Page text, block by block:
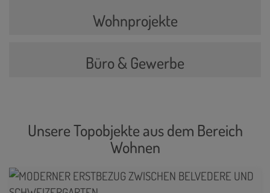
Wohnprojekte
Büro & Gewerbe
Unsere Topobjekte aus dem Bereich
Wohnen